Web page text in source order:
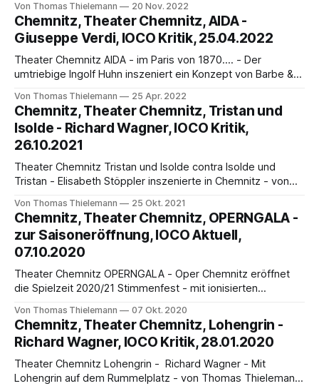
Stejskalova (1873—1968), lockte Leoš Janacek (1854-
1928) in das Nebenzimmer, wo die Haushälterin der Familie
und spätere Schriftstellerin sich über die Bildergeschichten
der kraftvoll-selbstbewussten Füchsin Bystrouschka
beugte.
Von Thomas Thielemann 20 Nov. 2022
Chemnitz, Theater Chemnitz, AIDA -
Giuseppe Verdi, IOCO Kritik, 25.04.2022
Theater Chemnitz AIDA - im Paris von 1870.... - Der
umtriebige Ingolf Huhn inszeniert ein Konzept von Barbe &
Ferdinand Francois Mariette (1821-1881) war vom Pariser
Louvre im Jahre 1850 nach Ägypten geschickt worden, um
koptische, syrische und äthiopische Manuskripte
aufzukaufen. Die Pausen der
Von Thomas Thielemann 25 Apr. 2022
Chemnitz, Theater Chemnitz, Tristan und
Isolde - Richard Wagner, IOCO Kritik,
26.10.2021
Theater Chemnitz Tristan und Isolde contra Isolde und
Tristan - Elisabeth Stöppler inszenierte in Chemnitz - von
Oper Tristan und Isolde dürfte für Elisabeth Stöppler der
erste Stolperstein gewesen sein, denn Isolde ist
zweifelsfrei die spannendere Figur des Bühnenwerks. Das
Hauptmotiv ist mit ihr
Von Thomas Thielemann 25 Okt. 2021
Chemnitz, Theater Chemnitz, OPERNGALA -
zur Saisoneröffnung, IOCO Aktuell,
07.10.2020
Theater Chemnitz OPERNGALA - Oper Chemnitz eröffnet
die Spielzeit 2020/21 Stimmenfest - mit ionisierten
Technische Direktor der Theater Chemnitz, Raj Ullrich, ist
ein höchst kreativer Mann. Als für das Opernhaus Chemnitz
im vergangenen Frühjahr dem Opernhaus ein
Reinigungsschrank angeliefert worden war, in dem die
Von Thomas Thielemann 07 Okt. 2020
Chemnitz, Theater Chemnitz, Lohengrin -
Richard Wagner, IOCO Kritik, 28.01.2020
Theater Chemnitz Lohengrin - Richard Wagner - Mit
Lohengrin auf dem Rummelplatz - von Thomas Thielemann